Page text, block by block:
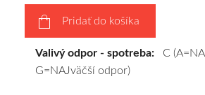
a
pošleme
zadarmo.
Pridať do košíka
Valivý odpor - spotreba: C
G=NAJväčší odpor)